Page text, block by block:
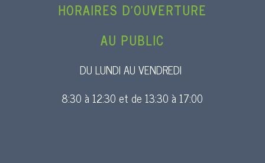
HORAIRES D’OUVERTURE
AU PUBLIC
DU LUNDI AU VENDREDI
8:30 à 12:30 et de 13:30 à 17:00